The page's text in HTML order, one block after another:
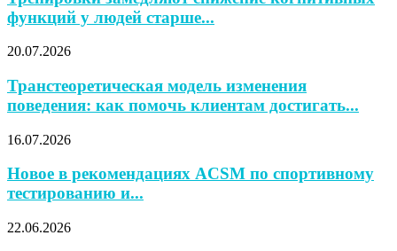
функций у людей старше...
20.07.2026
Транстеоретическая модель изменения
поведения: как помочь клиентам достигать...
16.07.2026
Новое в рекомендациях ACSM по спортивному
тестированию и...
22.06.2026